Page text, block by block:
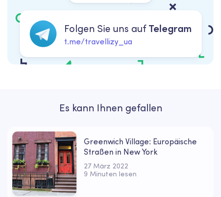
Folgen Sie uns aufTelegram
t.me/travellizy_ua
Es kann Ihnen gefallen
Greenwich Village: Europäische
Straßen in New York
27 März 2022
9 Minuten lesen